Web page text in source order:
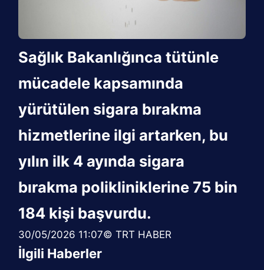
Sağlık Bakanlığınca tütünle
mücadele kapsamında
yürütülen sigara bırakma
hizmetlerine ilgi artarken, bu
yılın ilk 4 ayında sigara
bırakma polikliniklerine 75 bin
184 kişi başvurdu.
30/05/2026 11:07© TRT HABER
İlgili Haberler